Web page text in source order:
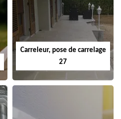
Carreleur, pose de carrelage
27